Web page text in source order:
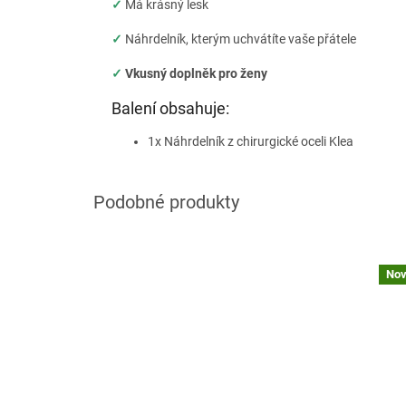
✓ Má krásný lesk
✓ Náhrdelník, kterým uchvátíte vaše přátele
✓ Vkusný doplněk pro ženy
Balení obsahuje:
1x Náhrdelník z chirurgické oceli Klea